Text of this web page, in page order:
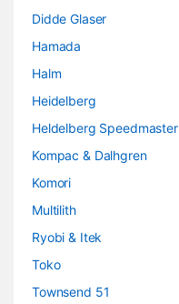
Didde Glaser
Hamada
Halm
Heidelberg
Heldelberg Speedmaster
Kompac & Dalhgren
Komori
Multilith
Ryobi & Itek
Toko
Townsend 51